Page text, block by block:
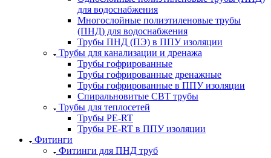
для водоснабжения
Многослойные полиэтиленовые трубы
(ПНД) для водоснабжения
Трубы ПНД (ПЭ) в ППУ изоляции
Трубы для канализации и дренажа
Трубы гофрированные
Трубы гофрированные дренажные
Трубы гофрированные в ППУ изоляции
Спиральновитые СВТ трубы
Трубы для теплосетей
Трубы PE-RT
Трубы PE-RT в ППУ изоляции
Фитинги
Фитинги для ПНД труб